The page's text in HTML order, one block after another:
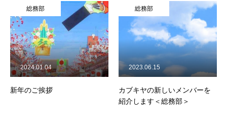
総務部
新年のご挨拶
2024.01.04
総務部
カブキヤの新しいメンバーを
紹介します＜総務部＞
2023.06.15